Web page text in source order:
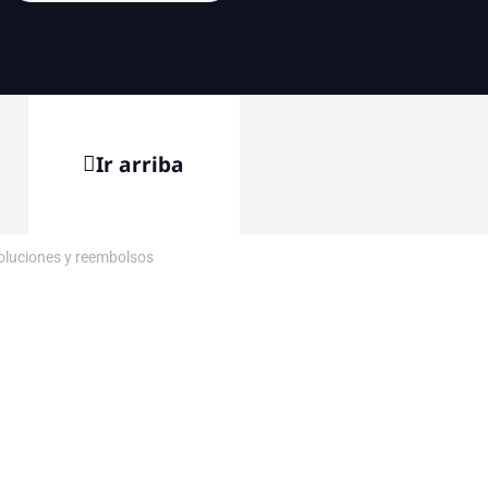
Ir arriba
y reembolsos